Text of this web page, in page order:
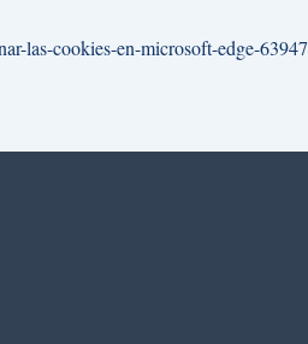
las-cookies-en-microsoft-edge-